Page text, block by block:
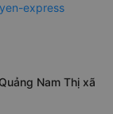
express
Nam Thị xã